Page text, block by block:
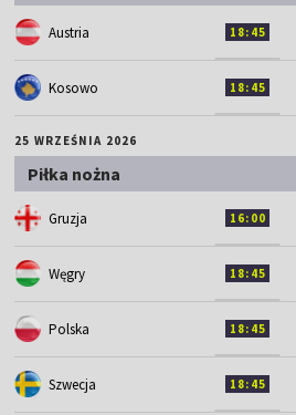
Austria 18:45
Kosowo 18:45
25 WRZEŚNIA 2026
Piłka nożna
Gruzja 16:00
Węgry 18:45
Polska 18:45
Szwecja 18:45